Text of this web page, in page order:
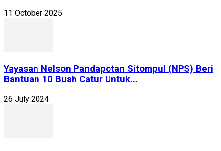
11 October 2025
Yayasan Nelson Pandapotan Sitompul (NPS) Beri
Bantuan 10 Buah Catur Untuk...
26 July 2024